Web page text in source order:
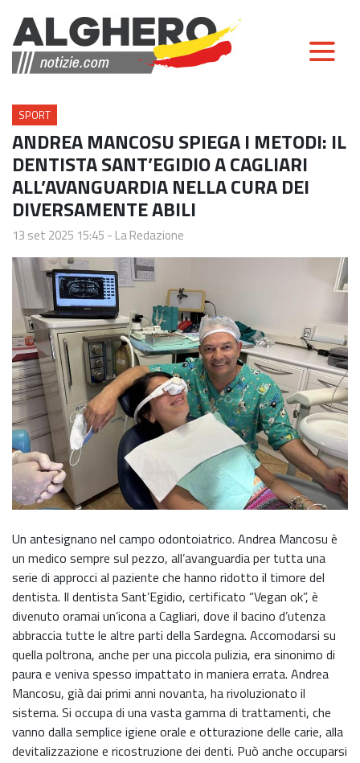
SPORT
ANDREA MANCOSU SPIEGA I METODI: IL
DENTISTA SANT’EGIDIO A CAGLIARI
ALL’AVANGUARDIA NELLA CURA DEI
DIVERSAMENTE ABILI
13 set 2025 15:45 - La Redazione
Un antesignano nel campo odontoiatrico. Andrea Mancosu è
un medico sempre sul pezzo, all’avanguardia per tutta una
serie di approcci al paziente che hanno ridotto il timore del
dentista. Il dentista Sant’Egidio, certificato “Vegan ok”, è
divenuto oramai un’icona a Cagliari, dove il bacino d’utenza
abbraccia tutte le altre parti della Sardegna. Accomodarsi su
quella poltrona, anche per una piccola pulizia, era sinonimo di
paura e veniva spesso impattato in maniera errata. Andrea
Mancosu, già dai primi anni novanta, ha rivoluzionato il
sistema. Si occupa di una vasta gamma di trattamenti, che
vanno dalla semplice igiene orale e otturazione delle carie, alla
devitalizzazione e ricostruzione dei denti. Può anche occuparsi